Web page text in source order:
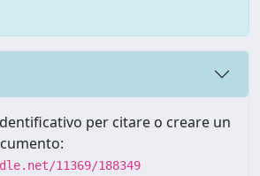
per citare o creare un
11369/188349